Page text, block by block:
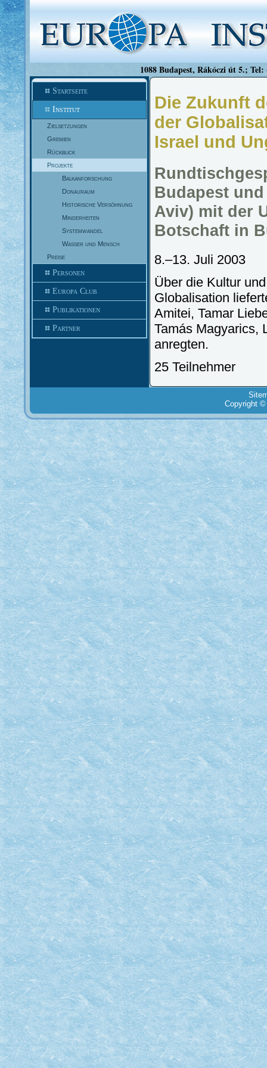
1088 Budapest, Rákóczi út 5.;
Startseite
Institut
Zielsetzungen
Gremien
Rückblick
Projekte
Balkanforschung
Donauraum
Historische Versöhnung
Minderheiten
Systemwandel
Wasser und Mensch
Preise
Personen
Europa Club
Publikationen
Partner
Die Zukunft
der
Israel und
Budapest
Aviv) mit der
Botschaft in
8.–13. Juli 2003
Über die Kultur
Globalisation
Amitei, Tamar
Tamás Magyarics,
anregten.
25 Teilnehmer
Copyright ©